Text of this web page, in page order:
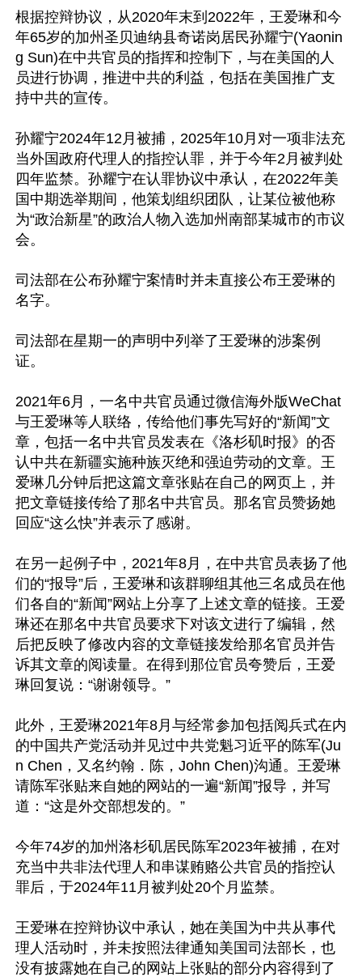
根据控辩协议，从2020年末到2022年，王爱琳和今
年65岁的加州圣贝迪纳县奇诺岗居民孙耀宁(Yaonin
g Sun)在中共官员的指挥和控制下，与在美国的人
员进行协调，推进中共的利益，包括在美国推广支
持中共的宣传。
孙耀宁2024年12月被捕，2025年10月对一项非法充
当外国政府代理人的指控认罪，并于今年2月被判处
四年监禁。孙耀宁在认罪协议中承认，在2022年美
国中期选举期间，他策划组织团队，让某位被他称
为“政治新星”的政治人物入选加州南部某城市的市议
会。
司法部在公布孙耀宁案情时并未直接公布王爱琳的
名字。
司法部在星期一的声明中列举了王爱琳的涉案例
证。
2021年6月，一名中共官员通过微信海外版WeChat
与王爱琳等人联络，传给他们事先写好的“新闻”文
章，包括一名中共官员发表在《洛杉矶时报》的否
认中共在新疆实施种族灭绝和强迫劳动的文章。王
爱琳几分钟后把这篇文章张贴在自己的网页上，并
把文章链接传给了那名中共官员。那名官员赞扬她
回应“这么快”并表示了感谢。
在另一起例子中，2021年8月，在中共官员表扬了他
们的“报导”后，王爱琳和该群聊组其他三名成员在他
们各自的“新闻”网站上分享了上述文章的链接。王爱
琳还在那名中共官员要求下对该文进行了编辑，然
后把反映了修改内容的文章链接发给那名官员并告
诉其文章的阅读量。在得到那位官员夸赞后，王爱
琳回复说：“谢谢领导。”
此外，王爱琳2021年8月与经常参加包括阅兵式在内
的中国共产党活动并见过中共党魁习近平的陈军(Ju
n Chen，又名约翰．陈，John Chen)沟通。王爱琳
请陈军张贴来自她的网站的一遍“新闻”报导，并写
道：“这是外交部想发的。”
今年74岁的加州洛杉矶居民陈军2023年被捕，在对
充当中共非法代理人和串谋贿赂公共官员的指控认
罪后，于2024年11月被判处20个月监禁。
王爱琳在控辩协议中承认，她在美国为中共从事代
理人活动时，并未按照法律通知美国司法部长，也
没有披露她在自己的网站上张贴的部分内容得到了